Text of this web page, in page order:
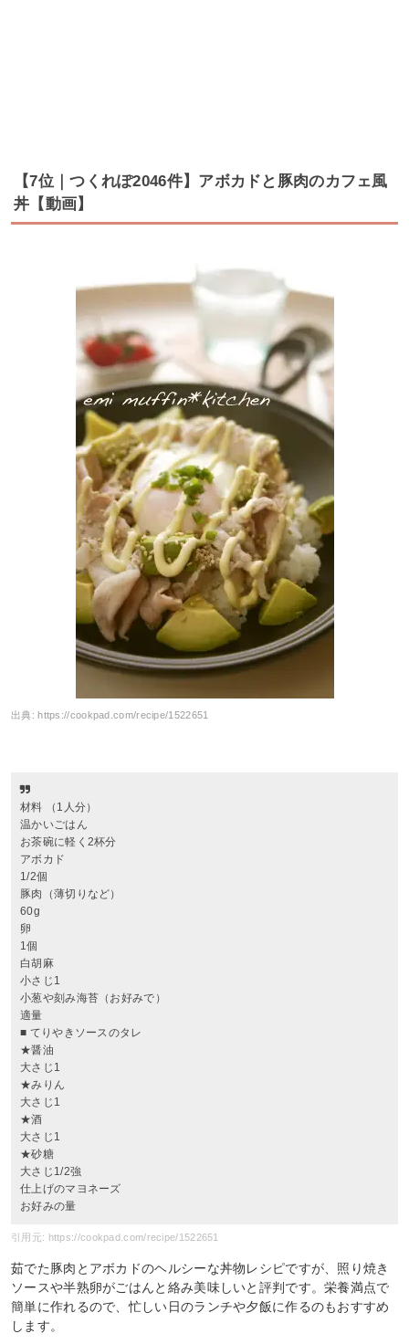
【7位｜つくれぽ2046件】アボカドと豚肉のカフェ風
丼【動画】
出典: https://cookpad.com/recipe/1522651
材料 （1人分）
温かいごはん
お茶碗に軽く2杯分
アボカド
1/2個
豚肉（薄切りなど）
60g
卵
1個
白胡麻
小さじ1
小葱や刻み海苔（お好みで）
適量
■ てりやきソースのタレ
★醤油
大さじ1
★みりん
大さじ1
★酒
大さじ1
★砂糖
大さじ1/2強
仕上げのマヨネーズ
お好みの量
引用元: https://cookpad.com/recipe/1522651
茹でた豚肉とアボカドのヘルシーな丼物レシピですが、照り焼き
ソースや半熟卵がごはんと絡み美味しいと評判です。栄養満点で
簡単に作れるので、忙しい日のランチや夕飯に作るのもおすすめ
します。